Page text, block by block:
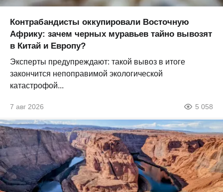
Контрабандисты оккупировали Восточную
Африку: зачем черных муравьев тайно вывозят
в Китай и Европу?
Эксперты предупреждают: такой вывоз в итоге
закончится непоправимой экологической
катастрофой...
7 авг 2026 5 058